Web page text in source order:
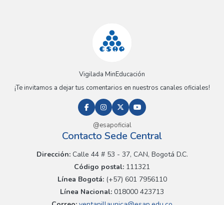
Vigilada MinEducación
¡Te invitamos a dejar tus comentarios en nuestros canales oficiales!
@esapoficial
Contacto Sede Central
Dirección:Calle 44 # 53 - 37, CAN, Bogotá D.C.
Código postal: 111321
Línea Bogotá:(+57) 601 7956110
Línea Nacional: 018000 423713